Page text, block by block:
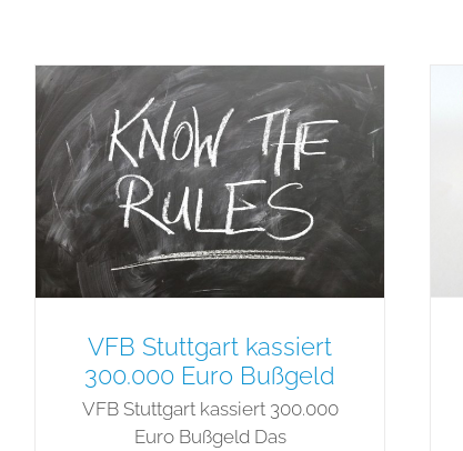
VFB Stuttgart kassiert
300.000 Euro Bußgeld
VFB Stuttgart kassiert 300.000
Euro Bußgeld Das